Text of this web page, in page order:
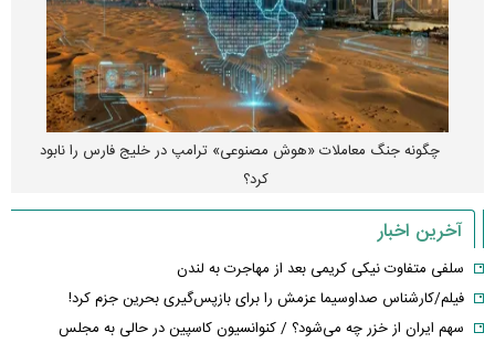
چگونه جنگ معاملات «هوش مصنوعی» ترامپ در خلیج فارس را نابود
کرد؟
آخرین اخبار
سلفی متفاوت نیکی کریمی بعد از مهاجرت به لندن
فیلم/کارشناس صداوسیما عزمش را برای بازپس‌گیری بحرین جزم کرد!
سهم ایران از خزر چه می‌شود؟ / کنوانسیون کاسپین در حالی به مجلس